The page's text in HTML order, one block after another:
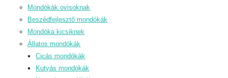
Mondókák ovisoknak
Beszédfejlesztő mondókák
Mondóka kicsiknek
Állatos mondókák
Cicás mondókák
Kutyás mondókák